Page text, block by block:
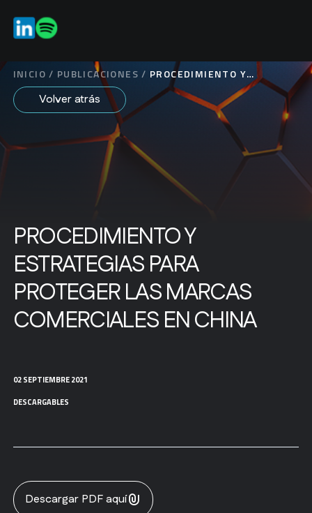
INICIO / PUBLICACIONES / PROCEDIMIENTO Y
ESTRATEGIAS PARA
PROTEGER LAS MARCAS
COMERCIALES EN CHINA
Volver atrás
PROCEDIMIENTO Y
ESTRATEGIAS PARA
PROTEGER LAS MARCAS
COMERCIALES EN CHINA
02 SEPTIEMBRE 2021
DESCARGABLES
Descargar PDF aquí